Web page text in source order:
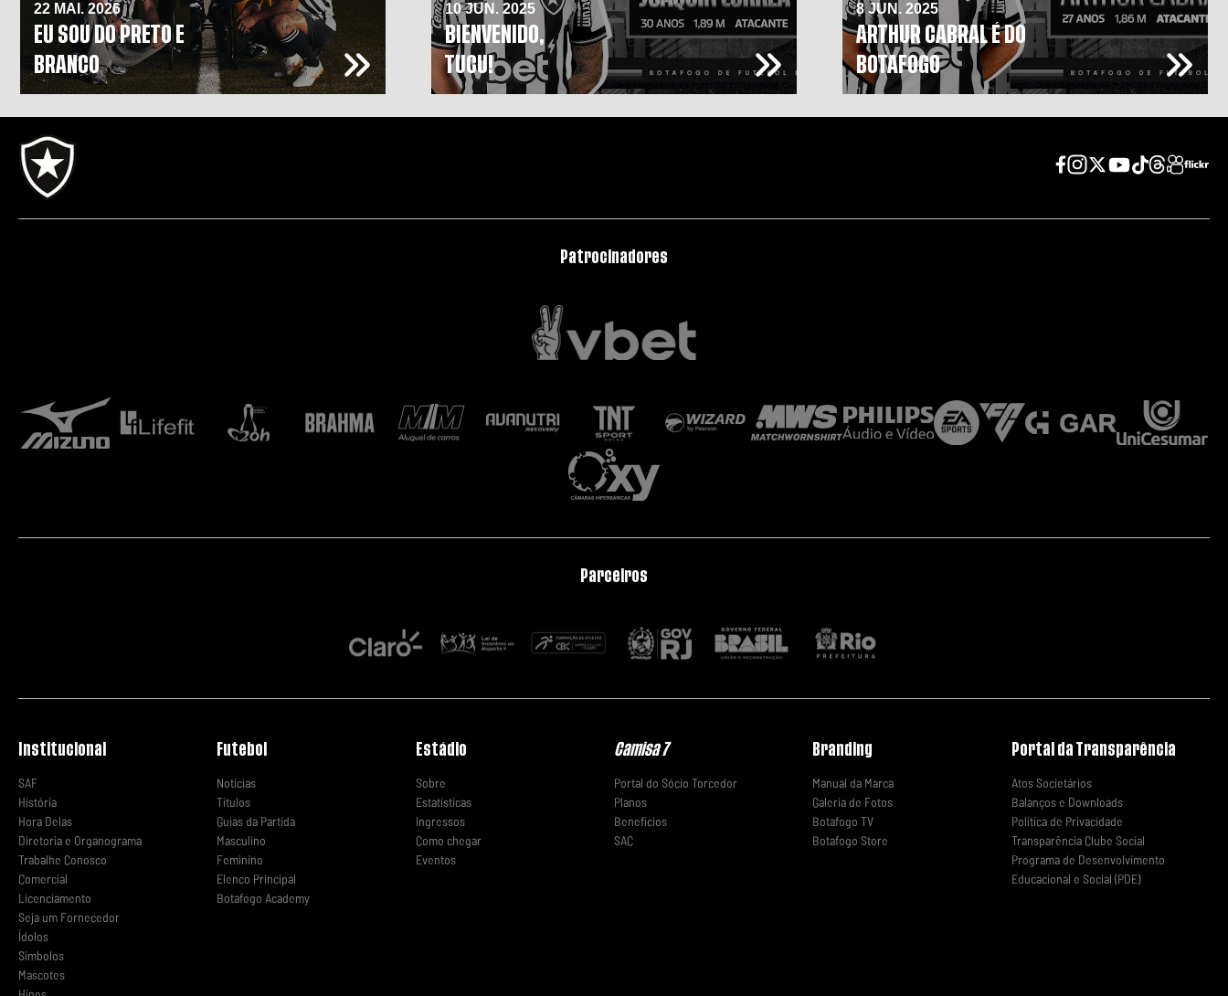
22 MAI. 2026
EU SOU DO PRETO E
BRANCO
10 JUN. 2025
BIENVENIDO,
TUCU!
8 JUN. 2025
ARTHUR CABRAL É DO
BOTAFOGO
Patrocinadores
Parceiros
Institucional
SAF
História
Hora Delas
Diretoria e Organograma
Trabalhe Conosco
Comercial
Licenciamento
Seja um Fornecedor
Ídolos
Símbolos
Mascotes
Futebol
Notícias
Títulos
Guias da Partida
Masculino
Feminino
Elenco Principal
Botafogo Academy
Estádio
Sobre
Estatísticas
Ingressos
Como chegar
Eventos
Camisa 7
Portal do Sócio Torcedor
Planos
Benefícios
SAC
Branding
Manual da Marca
Galeria de Fotos
Botafogo TV
Botafogo Store
Portal da Transparência
Atos Societários
Balanços e Downloads
Política de Privacidade
Transparência Clube Social
Programa de Desenvolvimento
Educacional e Social (PDE)